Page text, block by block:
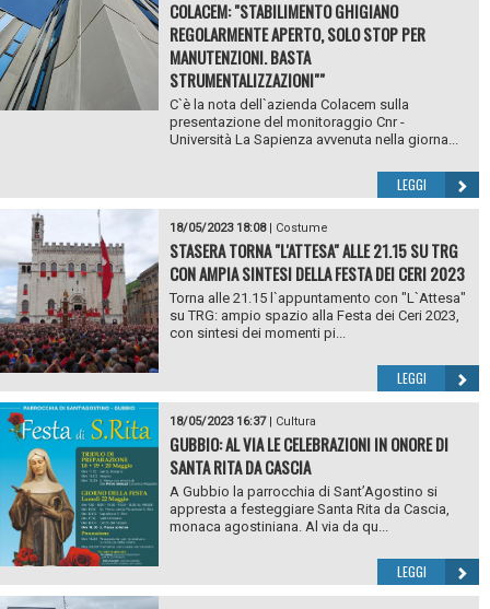
COLACEM: "STABILIMENTO GHIGIANO
REGOLARMENTE APERTO, SOLO STOP PER
MANUTENZIONI. BASTA
STRUMENTALIZZAZIONI""
C`è la nota dell`azienda Colacem sulla
presentazione del monitoraggio Cnr -
Università La Sapienza avvenuta nella giorna...
LEGGI
18/05/2023 18:08| Costume
STASERA TORNA "L'ATTESA" ALLE 21.15 SU TRG
CON AMPIA SINTESI DELLA FESTA DEI CERI 2023
Torna alle 21.15 l`appuntamento con "L`Attesa"
su TRG: ampio spazio alla Festa dei Ceri 2023,
con sintesi dei momenti pi...
LEGGI
18/05/2023 16:37| Cultura
GUBBIO: AL VIA LE CELEBRAZIONI IN ONORE DI
SANTA RITA DA CASCIA
A Gubbio la parrocchia di Sant’Agostino si
appresta a festeggiare Santa Rita da Cascia,
monaca agostiniana. Al via da qu...
LEGGI